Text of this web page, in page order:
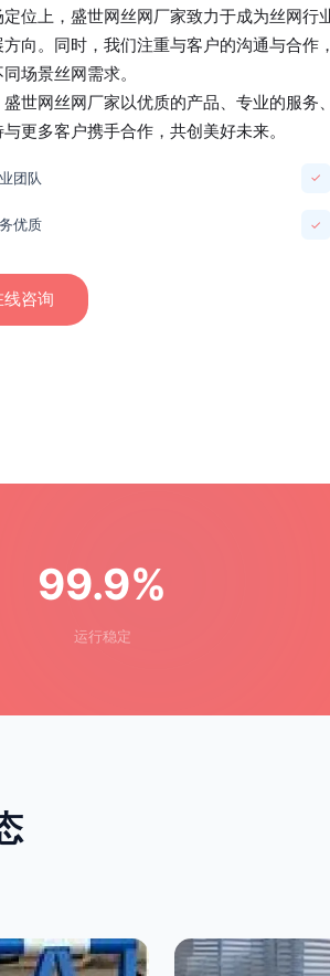
位上， 盛世网丝网厂家致力于成为丝网行
方向。同时，我们注重与客户的沟通与合作
场景丝网需求。
盛世网丝网厂家以优质的产品、专业的服务
更多客户携手合作，共创美好未来。
团队 ✓
优质 ✓
线咨询
99.9%
运行稳定